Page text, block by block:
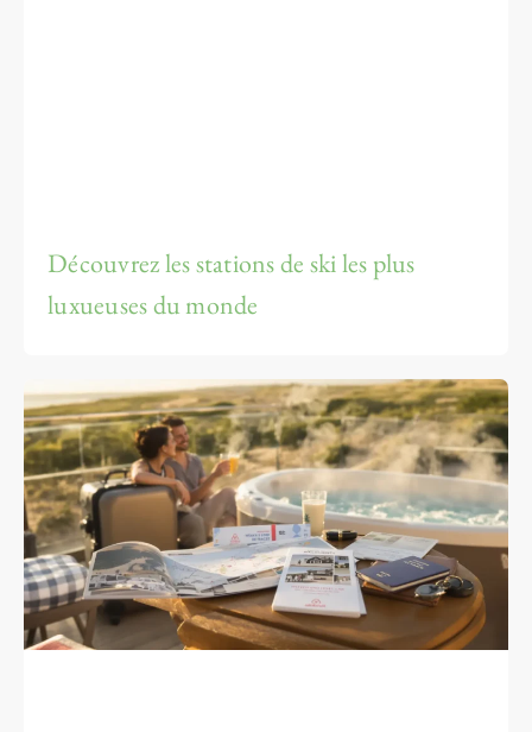
Découvrez les stations de ski les plus
luxueuses du monde